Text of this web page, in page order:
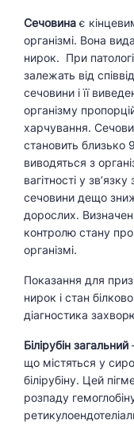
Сечовинає
організмі. Вона
нирок. При
залежать від
сечовини і її
організму
харчування.
становить близько
виводяться з
вагітності у
сечовини дещо
дорослих.
контролю стану
організмі.
Показання для
нирок і стан
діагностика
Білірубін загальний
що містяться у
білірубіну. Цей
розпаду